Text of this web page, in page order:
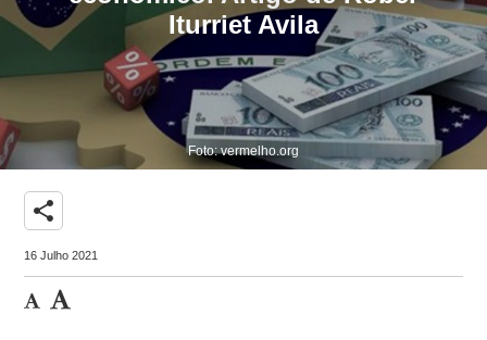
Iturriet Avila
Foto: vermelho.org
share
16 Julho 2021